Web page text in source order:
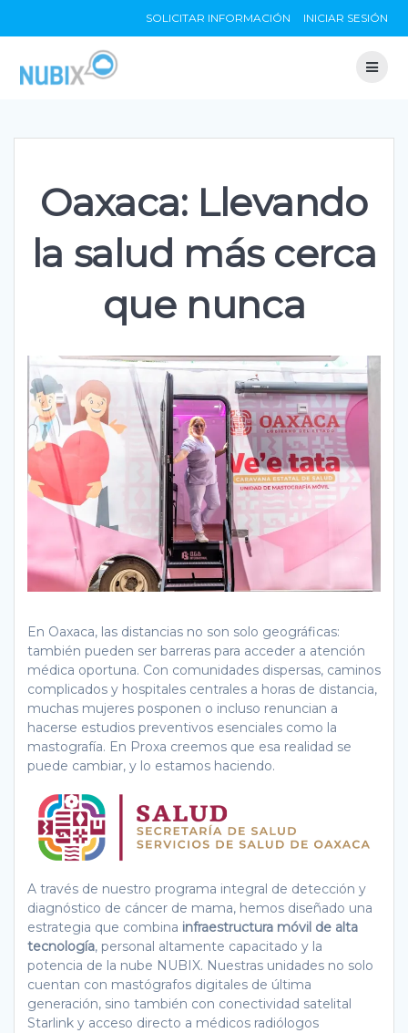
to
SOLICITAR INFORMACIÓN INICIAR SESIÓN
Oaxaca: Llevando
la salud más cerca
que nunca
En Oaxaca, las distancias no son solo geográficas:
también pueden ser barreras para acceder a atención
médica oportuna. Con comunidades dispersas, caminos
complicados y hospitales centrales a horas de distancia,
muchas mujeres posponen o incluso renuncian a
hacerse estudios preventivos esenciales como la
mastografía. En Proxa creemos que esa realidad se
puede cambiar, y lo estamos haciendo.
A través de nuestro programa integral de detección y
diagnóstico de cáncer de mama, hemos diseñado una
estrategia que combina infraestructura móvil de alta
tecnología, personal altamente capacitado y la
potencia de la nube NUBIX. Nuestras unidades no solo
cuentan con mastógrafos digitales de última
generación, sino también con conectividad satelital
Starlink y acceso directo a médicos radiólogos